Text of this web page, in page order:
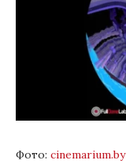
Фото: cinemarium.by